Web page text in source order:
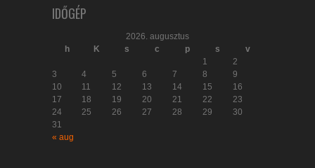
IDŐGÉP
2026. augusztus
h
K s c p s
v
1
2
3
4 5 6 7 8
9
10
11 12 13 14 15
16
17
18 19 20 21 22
23
24
25 26 27 28 29
30
31
« aug